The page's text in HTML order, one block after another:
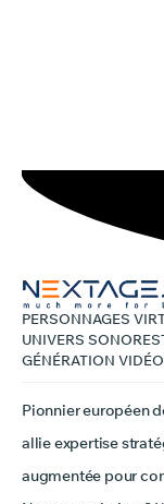
PERSONNAGES
UNIVERS SONORE
GÉNÉRATION
Pionnier européen
allie expertise
augmentée pour